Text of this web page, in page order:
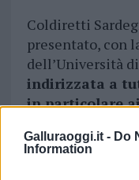
Galluraoggi.it - Do
Information
Coldiretti
presentato, con
dell’Università
indirizzata a
in particolare
chiesto anche